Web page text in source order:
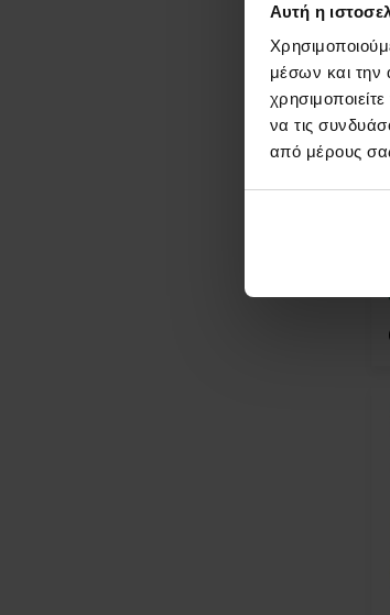
Αυτή η
μέσων και την
να τις
από μέρους